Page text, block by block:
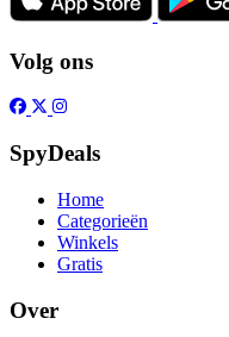
Volg ons
SpyDeals
Home
Categorieën
Winkels
Gratis
Over